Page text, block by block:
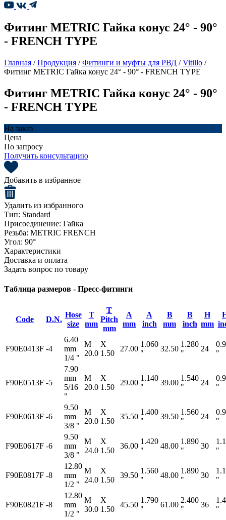
Фитинг METRIC Гайка конус 24° - 90°
- FRENCH TYPE
Главная /Продукция /Фитинги и муфты для РВД /Vitillo /
Фитинг METRIC Гайка конус 24° - 90° - FRENCH TYPE
Фитинг METRIC Гайка конус 24° - 90°
- FRENCH TYPE
На заказ
Цена
По запросу
Получить консультацию
Добавить в избранное
Удалить из избранного
Тип: Standard
Присоединение: Гайка
Резьба: METRIC FRENCH
Угол: 90°
Характеристики
Доставка и оплата
Задать вопрос по товару
Таблица размеров - Пресс-фитинги
Code D.N.
Hose
size
T
mm
T
Pitch
mm
A
mm
A
inch
B
mm
B
inch
H
mm
F90E0413F -4
6.40
mm
1/4 "
M
20.0
X
1.50
27.00
1.060
"
32.50
1.280
"
24
"
F90E0513F -5
7.90
mm
5/16
"
M
20.0
X
1.50
29.00
1.140
"
39.00
1.540
"
24
"
F90E0613F -6
9.50
mm
3/8 "
M
20.0
X
1.50
35.50
1.400
"
39.50
1.560
"
24
"
F90E0617F -6
9.50
mm
3/8 "
M
24.0
X
1.50
36.00
1.420
"
48.00
1.890
"
30
"
F90E0817F -8
12.80
mm
1/2 "
M
24.0
X
1.50
39.50
1.560
"
48.00
1.890
"
30
"
F90E0821F -8
12.80
mm
1/2 "
M
30.0
X
1.50
45.50
1.790
"
61.00
2.400
"
36
"